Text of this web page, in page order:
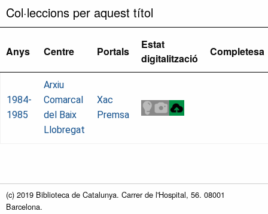
Col·leccions per aquest títol
Anys Centre Portals
Estat
digitalització
Completesa
1984-
1985
Arxiu
Comarcal
del Baix
Llobregat
Xac
Premsa
(c) 2019 Biblioteca de Catalunya. Carrer de l'Hospital, 56. 08001
Barcelona.